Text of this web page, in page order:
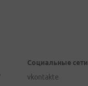
Социальные сети
vkontakte